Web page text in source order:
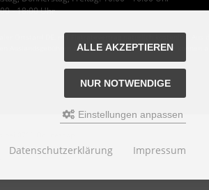
- 18:00 Uhr
Ortstarif DE, mit Flatratevertrag natürlich kostenlos. Aus
Auslandsgebühren an. Anrufe aus dem Handynetz können
ALLE AKZEPTIEREN
NUR NOTWENDIGE
Einstellungen anpassen
Datenschutzerklärung Impressum